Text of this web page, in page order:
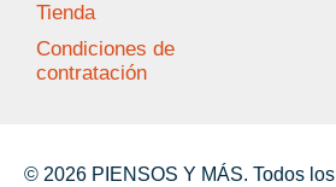
Tienda
Condiciones de
contratación
© 2026 PIENSOS Y MÁS. Todos los